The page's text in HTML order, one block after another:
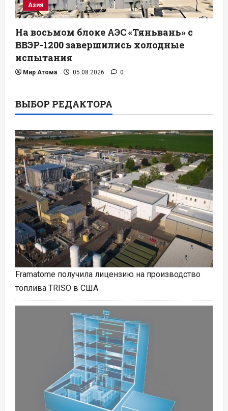
Азия
На восьмом блоке АЭС «Тяньвань» с
ВВЭР-1200 завершились холодные
испытания
Мир Атома 05.08.2026 0
ВЫБОР РЕДАКТОРА
Framatome получила лицензию на производство
топлива TRISO в США